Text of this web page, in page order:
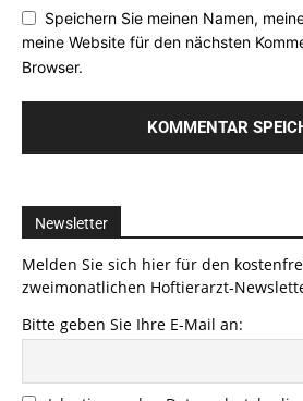
Speichern Sie meinen Namen,
meine Website für den nächsten
Browser.
Newsletter
Melden Sie sich hier für den
zweimonatlichen Hoftierarzt-
Bitte geben Sie Ihre E-Mail an: